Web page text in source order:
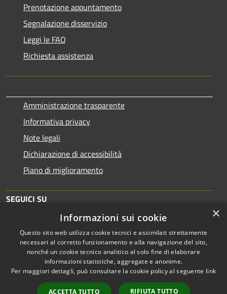
Prenotazione appuntamento
Segnalazione disservizio
Leggi le FAQ
Richiesta assistenza
Amministrazione trasparente
Informativa privacy
Note legali
Dichiarazione di accessibilità
Piano di miglioramento
SEGUICI SU
RSS
Accessibilità
Copyright © 2026 • Comune di
Municipium• Accesso
×
Informazioni sui cookie
Questo sito web utilizza cookie tecnici e assimilati strettamente
necessari al corretto funzionamento e alla navigazione del sito,
nonché un cookie tecnico analitico al solo fine di elaborare
informazioni statistiche, aggregate e anonime.
Per maggiori dettagli, può consultare la cookie policy al seguente link
ACCETTA TUTTO RIFIUTA TUTTO